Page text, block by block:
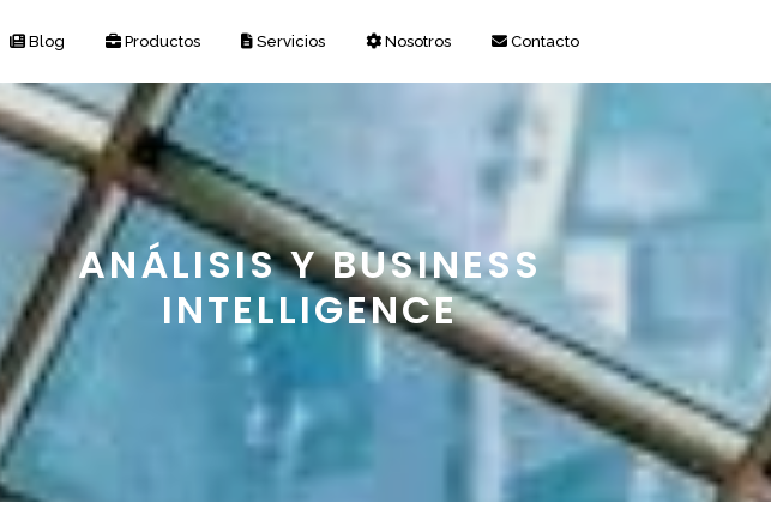
Blog Productos Servicios Nosotros Contacto
ANÁLISIS Y BUSINESS
INTELLIGENCE